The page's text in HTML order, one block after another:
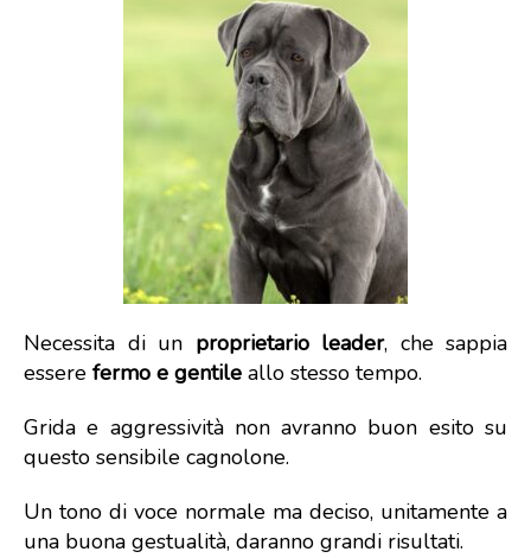
Necessita di un proprietario leader, che sappia
essere fermo e gentile allo stesso tempo.
Grida e aggressività non avranno buon esito su
questo sensibile cagnolone.
Un tono di voce normale ma deciso, unitamente a
una buona gestualità, daranno grandi risultati.